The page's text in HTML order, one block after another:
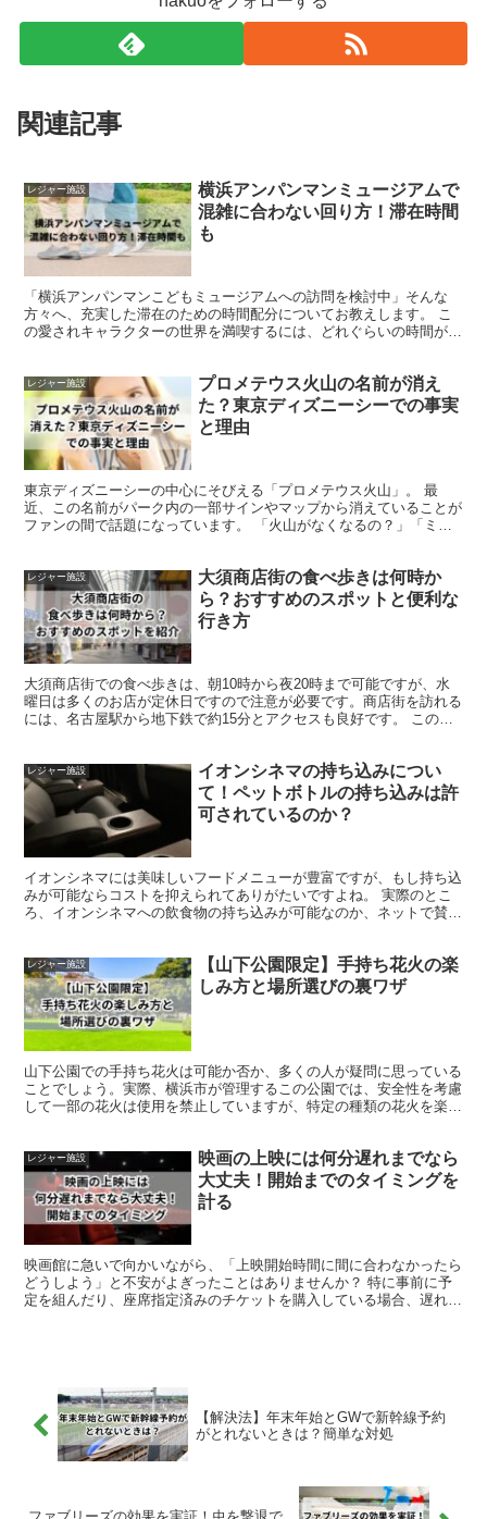
関連記事
レジャー施設
横浜アンパンマンミュージアムで
混雑に合わない回り方！滞在時間
も
「横浜アンパンマンこどもミュージアムへの訪問を検討中」そんな
方々へ、充実した滞在のための時間配分についてお教えします。 こ
の愛されキャラクターの世界を満喫するには、どれぐらいの時間が必
レジャー施設
プロメテウス火山の名前が消え
た？東京ディズニーシーでの事実
と理由
東京ディズニーシーの中心にそびえる「プロメテウス火山」。 最
近、この名前がパーク内の一部サインやマップから消えていることが
ファンの間で話題になっています。 「火山がなくなるの？」「ミス
レジャー施設
大須商店街の食べ歩きは何時か
ら？おすすめのスポットと便利な
行き方
大須商店街での食べ歩きは、朝10時から夜20時まで可能ですが、水
曜日は多くのお店が定休日ですので注意が必要です。商店街を訪れる
には、名古屋駅から地下鉄で約15分とアクセスも良好です。 この記
レジャー施設
イオンシネマの持ち込みについ
て！ペットボトルの持ち込みは許
可されているのか？
イオンシネマには美味しいフードメニューが豊富ですが、もし持ち込
みが可能ならコストを抑えられてありがたいですよね。 実際のとこ
ろ、イオンシネマへの飲食物の持ち込みが可能なのか、ネットで賛否
レジャー施設
【山下公園限定】手持ち花火の楽
しみ方と場所選びの裏ワザ
山下公園での手持ち花火は可能か否か、多くの人が疑問に思っている
ことでしょう。実際、横浜市が管理するこの公園では、安全性を考慮
して一部の花火は使用を禁止していますが、特定の種類の花火を楽し
レジャー施設
映画の上映には何分遅れまでなら
大丈夫！開始までのタイミングを
計る
映画館に急いで向かいながら、「上映開始時間に間に合わなかったら
どうしよう」と不安がよぎったことはありませんか？ 特に事前に予
定を組んだり、座席指定済みのチケットを購入している場合、遅れた
【解決法】年末年始とGWで新幹線予約
がとれないときは？簡単な対処